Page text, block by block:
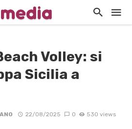
Volley: si
Sicilia a
22/08/2025 0 530 views